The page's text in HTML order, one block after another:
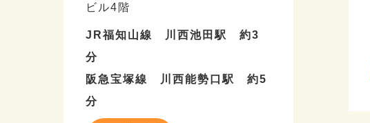
ビル4階
JR福知山線 川西池田駅 約3
分
阪急宝塚線 川西能勢口駅 約5
分